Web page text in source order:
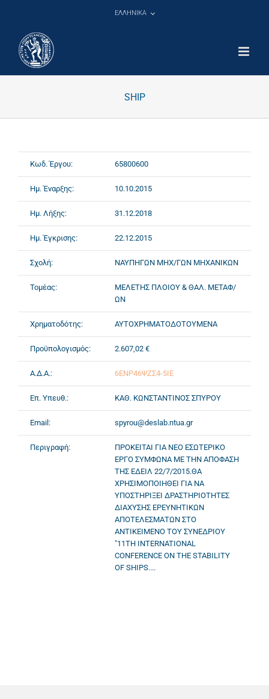
ΕΛΛΗΝΙΚΑ
SHIP
Κωδ. Έργου: 65800600
Ημ. Έναρξης: 10.10.2015
Ημ. Λήξης: 31.12.2018
Ημ. Έγκρισης: 22.12.2015
Σχολή: ΝΑΥΠΗΓΩΝ ΜΗΧ/ΓΩΝ ΜΗΧΑΝΙΚΩΝ
Τομέας:
ΜΕΛΕΤΗΣ ΠΛΟΙΟΥ & ΘΑΛ. ΜΕΤΑΦ/
ΩΝ
Χρηματοδότης: ΑΥΤΟΧΡΗΜΑΤΟΔΟΤΟΥΜΕΝΑ
Προϋπολογισμός: 2.607,02 €
Α.Δ.Α.: 6ΕΝΡ46ΨΖΣ4-5ΙΕ
Επ. Υπευθ.: ΚΑΘ. ΚΩΝΣΤΑΝΤΙΝΟΣ ΣΠΥΡΟΥ
Email: spyrou@deslab.ntua.gr
Περιγραφή:
ΠΡΟΚΕΙΤΑΙ ΓΙΑ ΝΕΟ ΕΣΩΤΕΡΙΚΟ
ΕΡΓΟ ΣΥΜΦΩΝΑ ΜΕ ΤΗΝ ΑΠΟΦΑΣΗ
ΤΗΣ ΕΔΕΙΛ 22/7/2015.ΘΑ
ΧΡΗΣΙΜΟΠΟΙΗΘΕΙ ΓΙΑ ΝΑ
ΥΠΟΣΤΗΡΙΞΕΙ ΔΡΑΣΤΗΡΙΟΤΗΤΕΣ
ΔΙΑΧΥΣΗΣ ΕΡΕΥΝΗΤΙΚΩΝ
ΑΠΟΤΕΛΕΣΜΑΤΩΝ ΣΤΟ
ΑΝΤΙΚΕΙΜΕΝΟ ΤΟΥ ΣΥΝΕΔΡΙΟΥ
"11TH INTERNATIONAL
CONFERENCE ON THE STABILITY
OF SHIPS....